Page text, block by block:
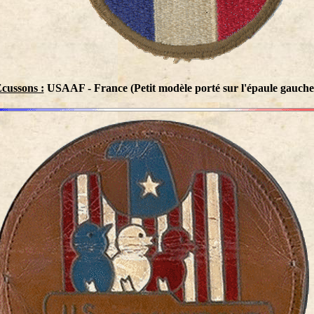
: USAAF - France (Petit modèle porté sur l'épaule